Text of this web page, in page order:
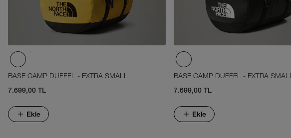
BASE CAMP DUFFEL - EXTRA SMALL
7.699,00 TL
Ekle
BASE CAMP DUFFEL - EXTRA SMALL
7.699,00 TL
Ekle